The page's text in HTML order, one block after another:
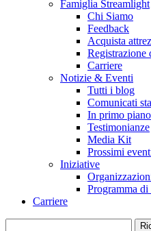
Famiglia Streamlight
Chi Siamo
Feedback
Acquista
Registrazione
Carriere
Notizie & Eventi
Tutti i blog
Comunicati
In primo
Testimonianze
Media Kit
Prossimi
Iniziative
Programma
Carriere